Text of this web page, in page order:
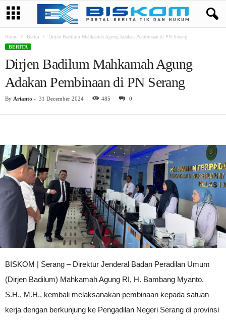
Home Berita
Dirjen Badilum Mahkamah Agung Adakan Pembinaan di PN Serang
BERITA
Dirjen Badilum Mahkamah Agung
Adakan Pembinaan di PN Serang
By Arianto - 31 December 2024 485 0
BISKOM | Serang – Direktur Jenderal Badan Peradilan Umum
(Dirjen Badilum) Mahkamah Agung RI, H. Bambang Myanto,
S.H., M.H., kembali melaksanakan pembinaan kepada satuan
kerja dengan berkunjung ke Pengadilan Negeri Serang di provinsi